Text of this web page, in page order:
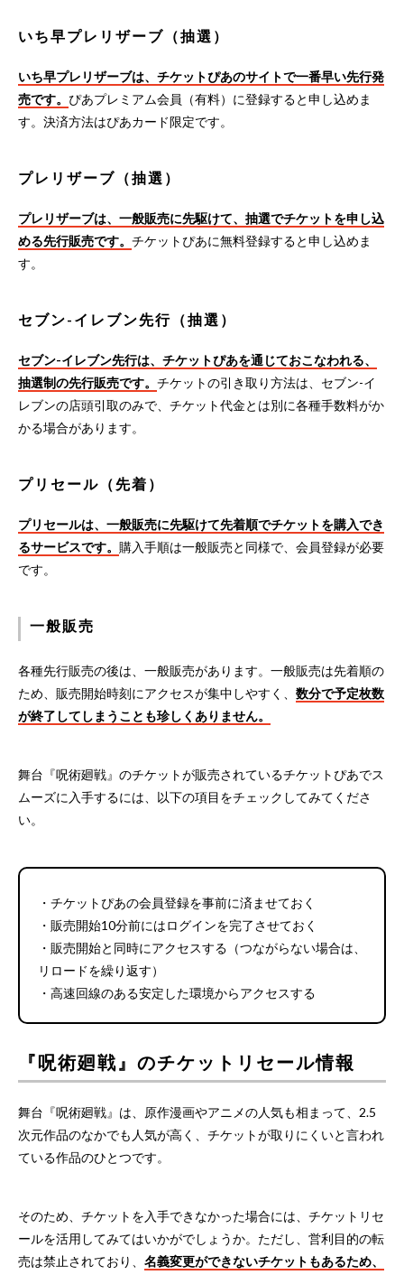
いち早プレリザーブ（抽選）
いち早プレリザーブは、チケットぴあのサイトで一番早い先行発
売です。 ぴあプレミアム会員（有料）に登録すると申し込めま
す。決済方法はぴあカード限定です。
プレリザーブ（抽選）
プレリザーブは、一般販売に先駆けて、抽選でチケットを申し込
める先行販売です。 チケットぴあに無料登録すると申し込めま
す。
セブン-イレブン先行（抽選）
セブン-イレブン先行は、チケットぴあを通じておこなわれる、
抽選制の先行販売です。 チケットの引き取り方法は、セブン-イ
レブンの店頭引取のみで、チケット代金とは別に各種手数料がか
かる場合があります。
プリセール（先着）
プリセールは、一般販売に先駆けて先着順でチケットを購入でき
るサービスです。 購入手順は一般販売と同様で、会員登録が必要
です。
一般販売
各種先行販売の後は、一般販売があります。一般販売は先着順の
ため、販売開始時刻にアクセスが集中しやすく、 数分で予定枚数
が終了してしまうことも珍しくありません。
舞台『呪術廻戦』のチケットが販売されているチケットぴあでス
ムーズに入手するには、以下の項目をチェックしてみてくださ
い。
・チケットぴあの会員登録を事前に済ませておく
・販売開始10分前にはログインを完了させておく
・販売開始と同時にアクセスする（つながらない場合は、
リロードを繰り返す）
・高速回線のある安定した環境からアクセスする
『呪術廻戦』のチケットリセール情報
舞台『呪術廻戦』は、原作漫画やアニメの人気も相まって、2.5
次元作品のなかでも人気が高く、チケットが取りにくいと言われ
ている作品のひとつです。
そのため、チケットを入手できなかった場合には、チケットリセ
ールを活用してみてはいかがでしょうか。ただし、営利目的の転
売は禁止されており、 名義変更ができないチケットもあるため、